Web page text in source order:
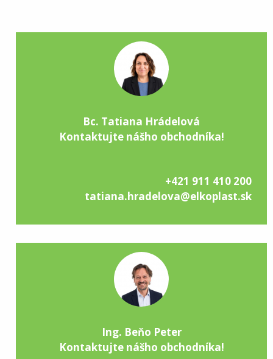
Bc. Tatiana Hrádelová
Kontaktujte nášho obchodníka!
+421 911 410 200
tatiana.hradelova@elkoplast.sk
Ing. Beňo Peter
Kontaktujte nášho obchodníka!